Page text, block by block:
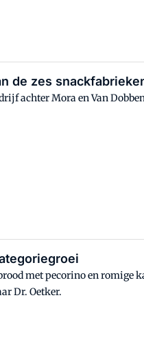
de zes
achter Mora en Van
met pecorino en romige
Dr. Oetker.